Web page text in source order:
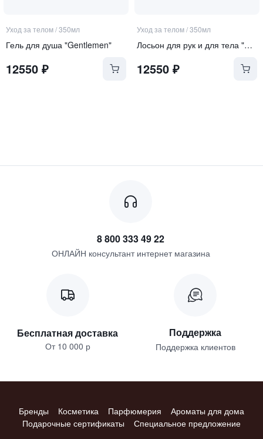
Уход за телом/350мл
Гель для душа "Gentlemen"
12550 ₽
Уход за телом/350мл
Лосьон для рук и для тела "Gentlemen"
12550₽
8 800 333 49 22
ОНЛАЙН консультант интернет магазина
Бесплатная доставка
От 10 000 р
Поддержка
Поддержка клиентов
Бренды Косметика Парфюмерия
Ароматы для дома
Подарочные сертификаты
Специальное предложение